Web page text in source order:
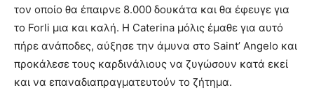
τον οποίο θα έπαιρνε 8.000 δουκάτα και θα έφευγε για
το Forli μια και καλή. Η Caterina μόλις έμαθε για αυτό
πήρε ανάποδες, αύξησε την άμυνα στο Saint’ Angelo και
προκάλεσε τους καρδινάλιους να ζυγώσουν κατά εκεί
και να επαναδιαπραγματευτούν το ζήτημα.